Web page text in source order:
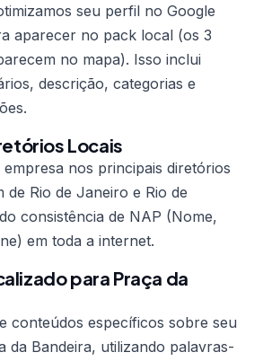
seu perfil no Google
aparecer no pack local (os 3
no mapa). Isso inclui
descrição, categorias e
Locais
empresa nos principais diretórios
de Rio de Janeiro e Rio de
consistência de NAP (Nome,
em toda a internet.
para Praça da
conteúdos específicos sobre seu
da Bandeira, utilizando palavras-